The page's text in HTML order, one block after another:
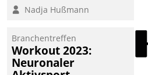
Kunden- und Partnerkreis
statt. Zentrale Frage: Wie
Mammutprojekte
meistern und Workloads
Nadja Hußmann
Branchentreffen
Workout 2023:
Neuronaler